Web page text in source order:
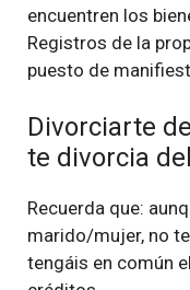
encuentren los
Registros de la
puesto de
Divorciarte
te divorcia
Recuerda que:
marido/mujer, no
tengáis en común